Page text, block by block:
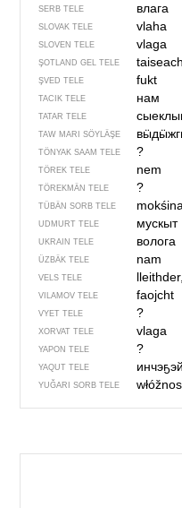
SERB TELE влага
SLOVAK TELE vlaha
SLOVEN TELE vlaga
ŞOTLAND GEL TELE
ŞVED TELE fukt
TACIK TELE нам
TATAR TELE
TAW MARI SÖYLÄŞE
TÖNYAK SAAM TELE ?
TÖREK TELE nem
TÖREKMÄN TELE ?
TÜBÄN SORB TELE
UDMURT TELE мускыт
UKRAIN TELE волога
ÜZBÄK TELE nam
VELS TELE
VILAMOV TELE faojcht
VYET TELE ?
XORVAT TELE vlaga
YAPON TELE ?
YAQUT TELE
YUĞARI SORB TELE